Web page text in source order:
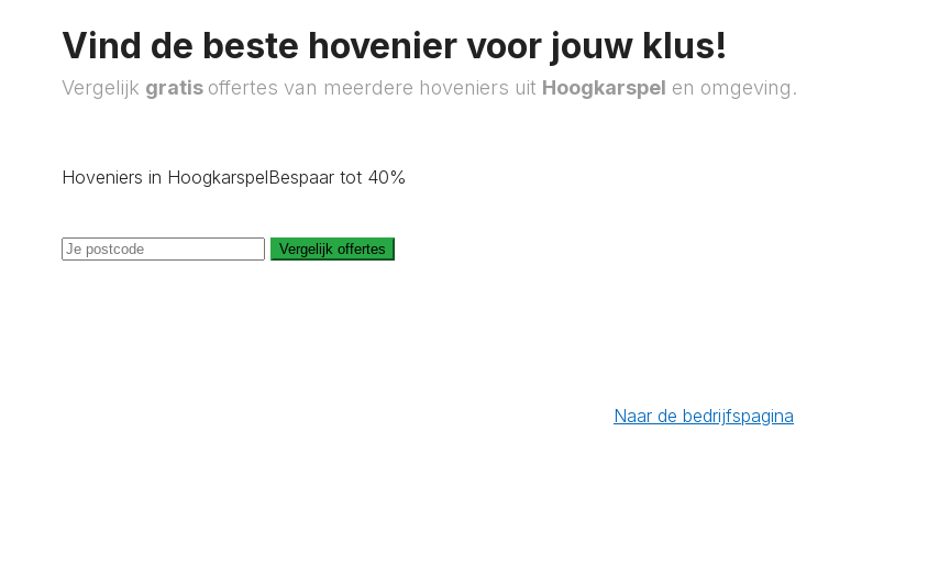
Vind de beste hovenier voor jouw klus!
Vergelijk gratis offertes van meerdere hoveniers uit Hoogkarspel en omgeving.
Hoveniers in HoogkarspelBespaar tot 40%
Vergelijk offertes
Naar de bedrijfspagina